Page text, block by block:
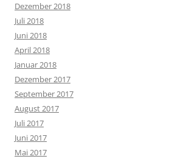
Dezember 2018
Juli 2018
Juni 2018
April 2018
Januar 2018
Dezember 2017
September 2017
August 2017
Juli 2017
Juni 2017
Mai 2017